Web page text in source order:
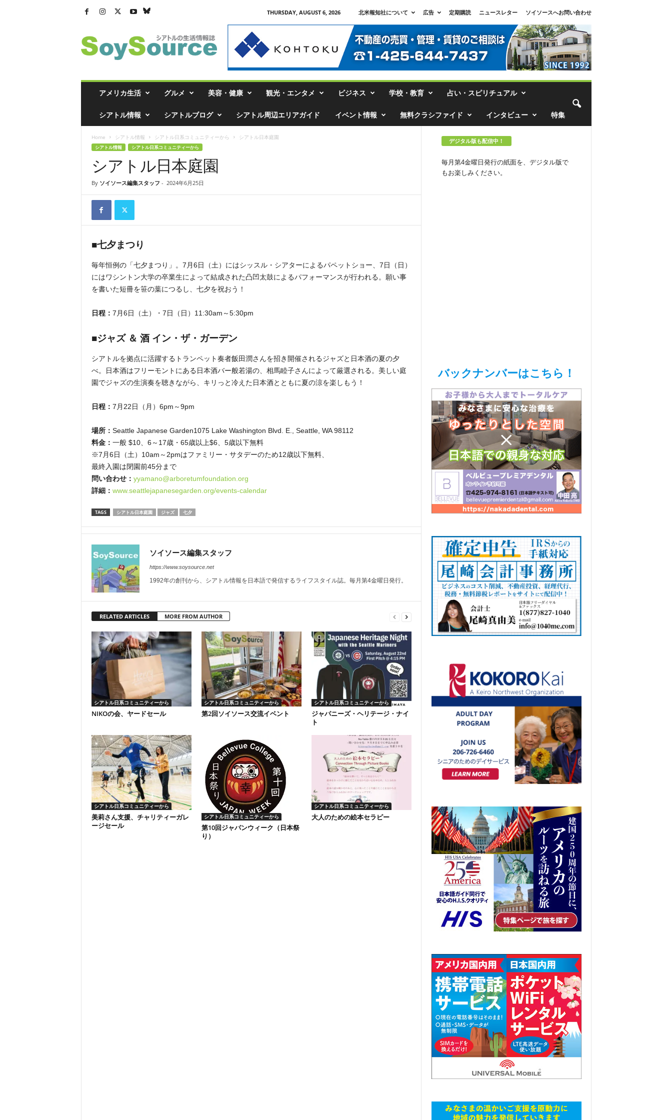
THURSDAY, AUGUST 6, 2026 北米報知社について 広告 定期購読 ニュースレター
ソイソースへお問い合わせ
ト
ル
アメリカ生活 グルメ 美容・健康 観光・エンタメ ビジネス 学校・教育 占い・スピリチュアル
シアトル情報 シアトルブログ シアトル周辺エリアガイド イベント情報 無料クラシファイド インタビュー 特集
Home シアトル情報 シアトル日系コミュニティーから シアトル日本庭園
シアトル情報 シアトル日系コミュニティーから
シアトル日本庭園
By ソイソース編集スタッフ - 2024年6月25日
■七夕まつり
毎年恒例の「七夕まつり」。7月6日（土）にはシッスル・シアターによるパペットショー、7日（日）
にはワシントン大学の卒業生によって結成された凸凹太鼓によるパフォーマンスが行われる。願い事
を書いた短冊を笹の葉につるし、七夕を祝おう！
日程： 7月6日（土）・7日（日）11:30am～5:30pm
■ジャズ ＆ 酒 イン・ザ・ガーデン
シアトルを拠点に活躍するトランペット奏者飯田潤さんを招き開催されるジャズと日本酒の夏の夕
べ。日本酒はフリーモントにある日本酒バー般若湯の、相馬睦子さんによって厳選される。美しい庭
園でジャズの生演奏を聴きながら、キリっと冷えた日本酒とともに夏の涼を楽しもう！
日程： 7月22日（月）6pm～9pm
場所： Seattle Japanese Garden1075 Lake Washington Blvd. E., Seattle, WA 98112
料金： 一般 $10、6～17歳・65歳以上$6、5歳以下無料
※7月6日（土）10am～2pmはファミリー・サタデーのため12歳以下無料、
最終入園は閉園前45分まで
問い合わせ： yyamano@arboretumfoundation.org
詳細： www.seattlejapanesegarden.org/events-calendar
TAGS シアトル日本庭園 ジャズ 七夕
ソイソース編集スタッフ
https://www.soysource.net
1992年の創刊から、シアトル情報を日本語で発信するライフスタイル誌。毎月第4金曜日発行。
RELATED ARTICLES MORE FROM AUTHOR
シアトル日系コミュニティーから
NIKOの会、ヤードセール
シアトル日系コミュニティーから
第2回ソイソース交流イベント
シアトル日系コミュニティーから
ジャパニーズ・ヘリテージ・ナイ
ト
シアトル日系コミュニティーから
美莉さん支援、チャリティーガレ
ージセール
シアトル日系コミュニティーから
第10回ジャパンウィーク（日本祭
り）
シアトル日系コミュニティーから
大人のための絵本セラピー
デジタル版も配信中！
毎月第4金曜日発行の紙面を、デジタル版で
もお楽しみください。
バックナンバーはこちら！